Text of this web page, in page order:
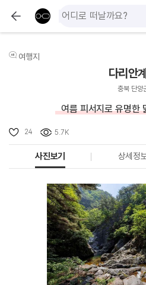
여행지
다리안
충북 단양
여름 피서지로 유명한
24 5.7K
사진보기 상세정